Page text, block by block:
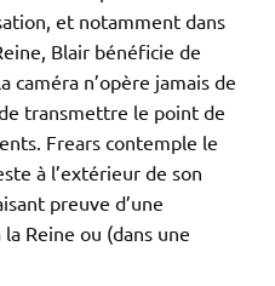
et notamment dans
Blair bénéficie de
caméra n’opère jamais de
transmettre le point de
Frears contemple le
à l’extérieur de son
preuve d’une
Reine ou (dans une